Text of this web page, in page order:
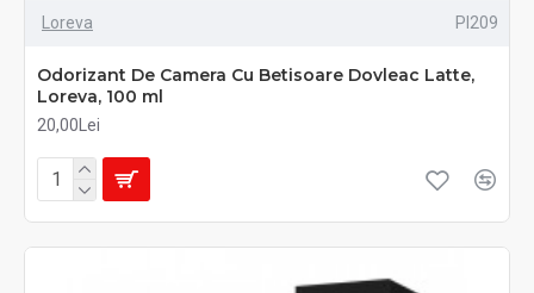
Loreva PI209
Odorizant De Camera Cu Betisoare Dovleac Latte,
Loreva, 100 ml
20,00Lei